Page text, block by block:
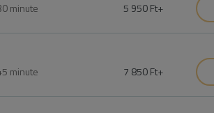
minute 5 950 Ft+
minute 7 850 Ft+